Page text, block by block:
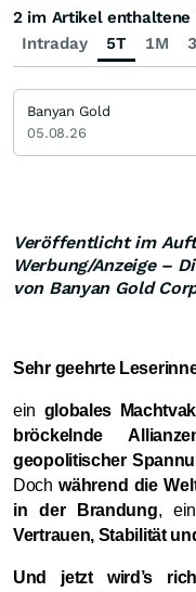
Veröffentlicht im
Werbung/Anzeige –
von Banyan Gold
Sehr geehrte
ein globales
bröckelnde
geopolitischer
Dochwährend die
in der Brandung,
Vertrauen, Stabilität
Und jetzt wird’s
Intraday 5T 1M
2 im Artikel enthaltene
Banyan Gold
05.08.26